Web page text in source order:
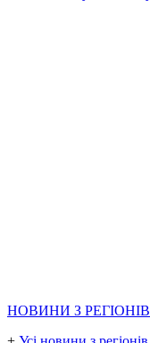
НОВИНИ З РЕГІОНІВ